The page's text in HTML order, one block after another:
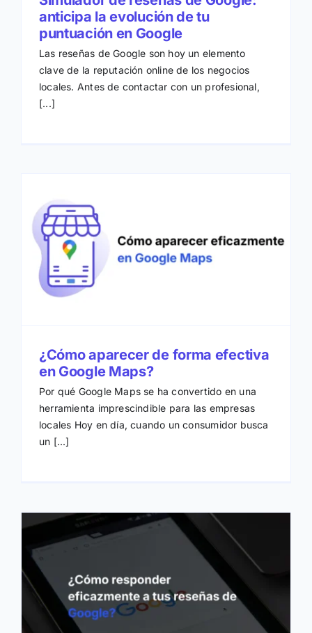
anticipa la evolución de tu
puntuación en Google
Las reseñas de Google son hoy un elemento
clave de la reputación online de los negocios
locales. Antes de contactar con un profesional,
[...]
¿Cómo aparecer de forma efectiva
en Google Maps?
Por qué Google Maps se ha convertido en una
herramienta imprescindible para las empresas
locales Hoy en día, cuando un consumidor busca
un [...]